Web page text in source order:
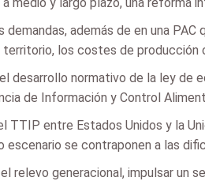
además de en una
los costes de producción
desarrollo normativo de la ley de
de Información y Control
entre Estados Unidos y la
se contraponen a las
relevo generacional, impulsar